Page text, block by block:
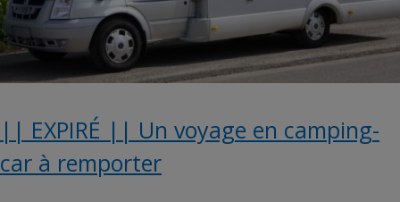
|| EXPIRÉ || Un voyage en camping-
car à remporter